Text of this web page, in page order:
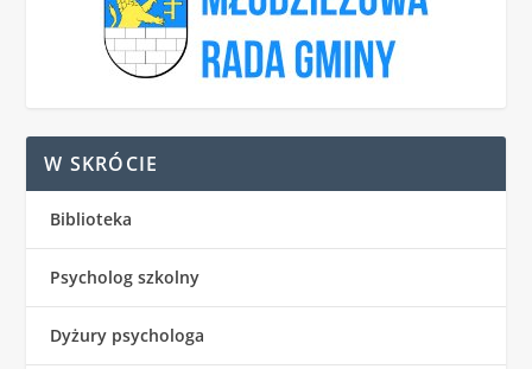
W SKRÓCIE
Biblioteka
Psycholog szkolny
Dyżury psychologa